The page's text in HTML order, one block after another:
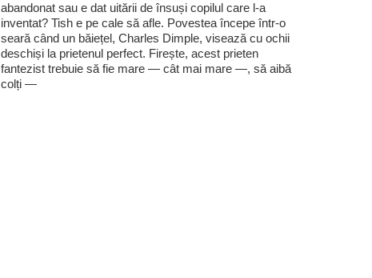
abandonat sau e dat uitării de însuși copilul care l-a
inventat? Tish e pe cale să afle. Povestea începe într-o
seară când un băiețel, Charles Dimple, visează cu ochii
deschiși la prietenul perfect. Firește, acest prieten
fantezist trebuie să fie mare — cât mai mare —, să aibă
colți —